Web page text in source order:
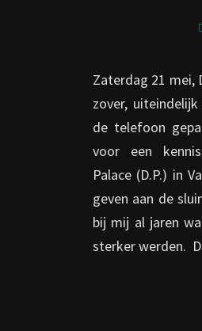
Zaterdag 21 mei,
zover,
de telefoon
voor een
Palace (D.P.) in
geven aan de
bij mij al jaren
sterker werden.